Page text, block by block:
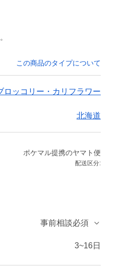
この商品のタイプについて
ロッコリー・カリフラワー
北海道
ポケマル提携のヤマト便
配送区分:
事前相談必須
3~16日